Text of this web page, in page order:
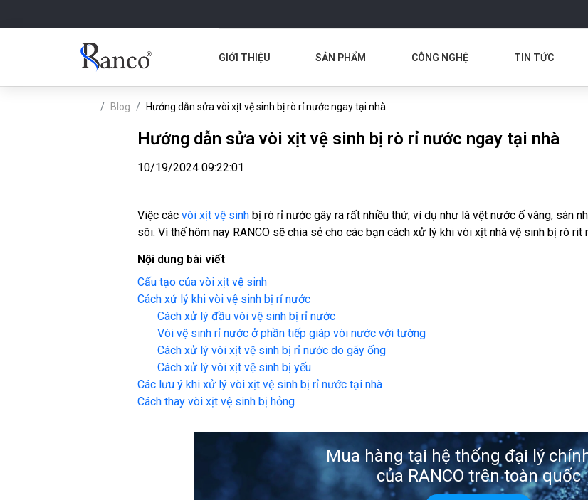
GIỚI THIỆU SẢN PHẨM CÔNG NGHỆ TIN TỨC
Blog Hướng dẫn sửa vòi xịt vệ sinh bị rò rỉ nước ngay tại nhà
Hướng dẫn sửa vòi xịt vệ sinh bị rò rỉ nước ngay tại nhà
10/19/2024 09:22:01
Việc các vòi xịt vệ sinhbị rò rỉ nước gây ra rất nhiều thứ, ví dụ như là vệt nước ố vàng, sàn
sôi. Vì thế hôm nay RANCO sẽ chia sẻ cho các bạn cách xử lý khi vòi xịt nhà vệ sinh bị rò rit
Nội dung bài viết
Cấu tạo của vòi xịt vệ sinh
Cách xử lý khi vòi vệ sinh bị rỉ nước
Cách xử lý đầu vòi vệ sinh bị rỉ nước
Vòi vệ sinh rỉ nước ở phần tiếp giáp vòi nước với tường
Cách xử lý vòi xịt vệ sinh bị rỉ nước do gãy ống
Cách xử lý vòi xịt vệ sinh bị yếu
Các lưu ý khi xử lý vòi xịt vệ sinh bị rỉ nước tại nhà
Cách thay vòi xịt vệ sinh bị hỏng
Mua hàng tại hệ thống đại lý
của RANCO trên toàn quốc